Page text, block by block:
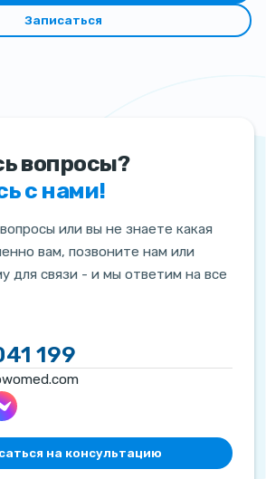
Записаться
вопросы?
с нами!
или вы не знаете какая
вам, позвоните нам или
для связи - и мы ответим на все
199
на консультацию